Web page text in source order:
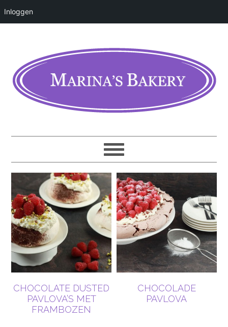
Inloggen
CHOCOLATE DUSTED
PAVLOVA’S MET
FRAMBOZEN
CHOCOLADE
PAVLOVA